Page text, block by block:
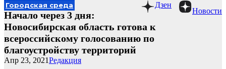
Новости
Дзен
Городская среда
Начало через 3 дня:
Новосибирская область готова к
всероссийскому голосованию по
благоустройству территорий
Редакция
Апр 23, 2021